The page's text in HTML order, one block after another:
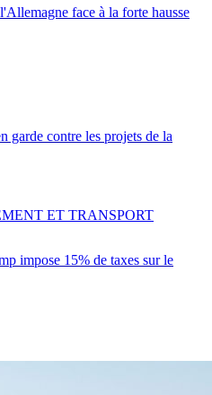
face à la forte hausse
garde contre les projets de la
impose 15% de taxes sur le
ET TRANSPORT